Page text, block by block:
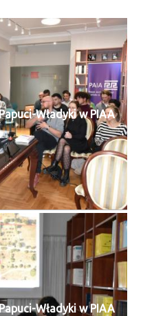
Władyki w PIAA
Władyki w PIAA